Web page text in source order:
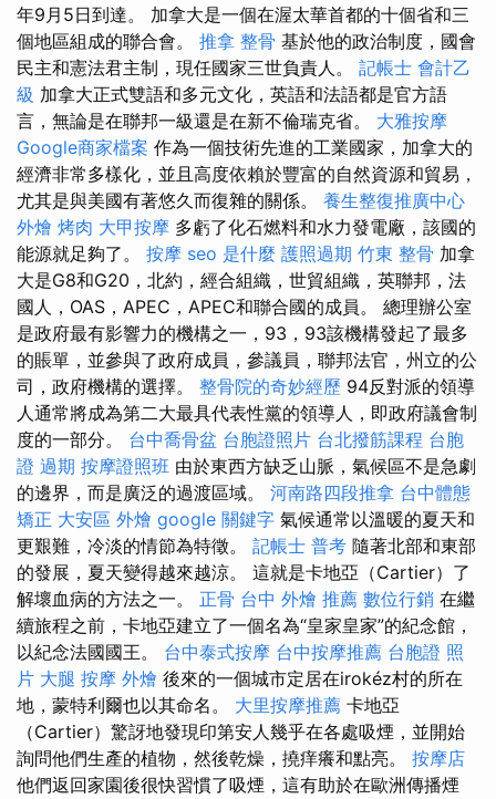
年9月5日到達。 加拿大是一個在渥太華首都的十個省和三
個地區組成的聯合會。 推拿 整骨 基於他的政治制度，國會
民主和憲法君主制，現任國家三世負責人。 記帳士 會計乙
級 加拿大正式雙語和多元文化，英語和法語都是官方語
言，無論是在聯邦一級還是在新不倫瑞克省。 大雅按摩
Google商家檔案 作為一個技術先進的工業國家，加拿大的
經濟非常多樣化，並且高度依賴於豐富的自然資源和貿易，
尤其是與美國有著悠久而復雜的關係。 養生整復推廣中心
外燴 烤肉 大甲按摩 多虧了化石燃料和水力發電廠，該國的
能源就足夠了。 按摩 seo 是什麼 護照過期 竹東 整骨 加拿
大是G8和G20，北約，經合組織，世貿組織，英聯邦，法
國人，OAS，APEC，APEC和聯合國的成員。 總理辦公室
是政府最有影響力的機構之一，93，93該機構發起了最多
的賬單，並參與了政府成員，參議員，聯邦法官，州立的公
司，政府機構的選擇。 整骨院的奇妙經歷 94反對派的領導
人通常將成為第二大最具代表性黨的領導人，即政府議會制
度的一部分。 台中喬骨盆 台胞證照片 台北撥筋課程 台胞
證 過期 按摩證照班 由於東西方缺乏山脈，氣候區不是急劇
的邊界，而是廣泛的過渡區域。 河南路四段推拿 台中體態
矯正 大安區 外燴 google 關鍵字 氣候通常以溫暖的夏天和
更艱難，冷淡的情節為特徵。 記帳士 普考 隨著北部和東部
的發展，夏天變得越來越涼。 這就是卡地亞（Cartier）了
解壞血病的方法之一。 正骨 台中 外燴 推薦 數位行銷 在繼
續旅程之前，卡地亞建立了一個名為“皇家皇家”的紀念館，
以紀念法國國王。 台中泰式按摩 台中按摩推薦 台胞證 照
片 大腿 按摩 外燴 後來的一個城市定居在irokéz村的所在
地，蒙特利爾也以其命名。 大里按摩推薦 卡地亞
（Cartier）驚訝地發現印第安人幾乎在各處吸煙，並開始
詢問他們生產的植物，然後乾燥，撓痒癢和點亮。 按摩店
他們返回家園後很快習慣了吸煙，這有助於在歐洲傳播煙